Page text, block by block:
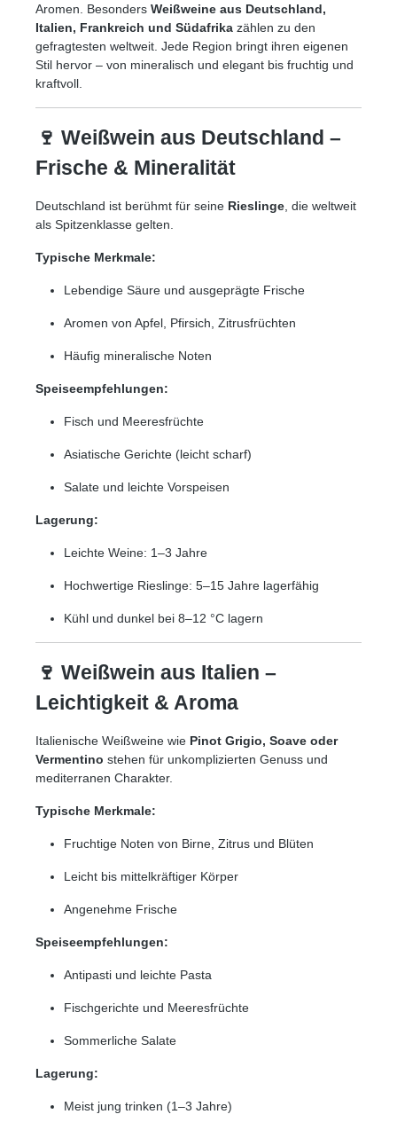
Aromen. Besonders Weißweine aus Deutschland,
Italien, Frankreich und Südafrika zählen zu den
gefragtesten weltweit. Jede Region bringt ihren eigenen
Stil hervor – von mineralisch und elegant bis fruchtig und
kraftvoll.
🍷 Weißwein aus Deutschland –
Frische & Mineralität
Deutschland ist berühmt für seine Rieslinge , die weltweit
als Spitzenklasse gelten.
Typische Merkmale:
Lebendige Säure und ausgeprägte Frische
Aromen von Apfel, Pfirsich, Zitrusfrüchten
Häufig mineralische Noten
Speiseempfehlungen:
Fisch und Meeresfrüchte
Asiatische Gerichte (leicht scharf)
Salate und leichte Vorspeisen
Lagerung:
Leichte Weine: 1–3 Jahre
Hochwertige Rieslinge: 5–15 Jahre lagerfähig
Kühl und dunkel bei 8–12 °C lagern
🍷 Weißwein aus Italien –
Leichtigkeit & Aroma
Italienische Weißweine wie Pinot Grigio, Soave oder
Vermentino stehen für unkomplizierten Genuss und
mediterranen Charakter.
Typische Merkmale:
Fruchtige Noten von Birne, Zitrus und Blüten
Leicht bis mittelkräftiger Körper
Angenehme Frische
Speiseempfehlungen:
Antipasti und leichte Pasta
Fischgerichte und Meeresfrüchte
Sommerliche Salate
Lagerung:
Meist jung trinken (1–3 Jahre)